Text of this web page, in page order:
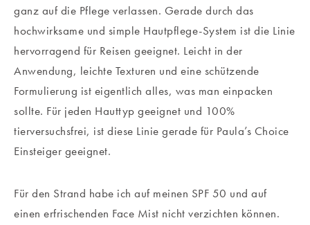
ganz auf die Pflege verlassen. Gerade durch das
hochwirksame und simple Hautpflege-System ist die Linie
hervorragend für Reisen geeignet. Leicht in der
Anwendung, leichte Texturen und eine schützende
Formulierung ist eigentlich alles, was man einpacken
sollte. Für jeden Hauttyp geeignet und 100%
tierversuchsfrei, ist diese Linie gerade für Paula’s Choice
Einsteiger geeignet.
Für den Strand habe ich auf meinen SPF 50 und auf
einen erfrischenden Face Mist nicht verzichten können.